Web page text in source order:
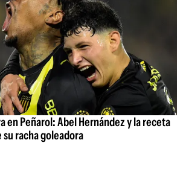
en Peñarol: Abel Hernández y la receta
racha goleadora